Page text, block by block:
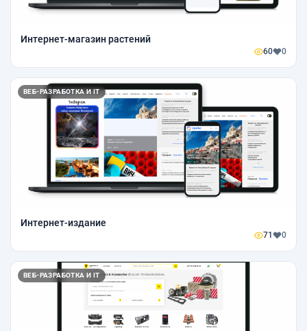
Интернет-магазин растений
60 0
ВЕБ-РАЗРАБОТКА И IT
Интернет-издание
71 0
ВЕБ-РАЗРАБОТКА И IT